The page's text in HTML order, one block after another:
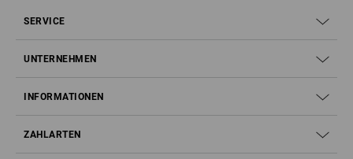
SERVICE
UNTERNEHMEN
INFORMATIONEN
ZAHLARTEN